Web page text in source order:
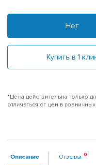
Нет
Купить в 1
*Цена действительна только
отличаться от цен в
Описание Отзывы